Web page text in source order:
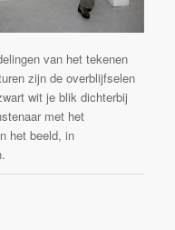
van het tekenen
zijn de overblijfselen
wit je blik dichterbij
met het
het beeld, in